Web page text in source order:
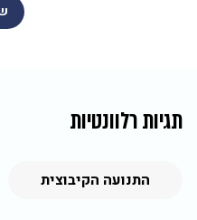
תגיות רלוונטיות
התנועה הקיבוצית